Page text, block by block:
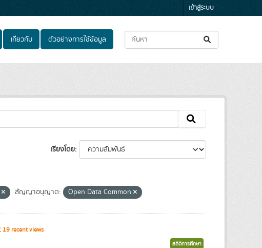
เข้าสู่ระบบ
เกี่ยวกับ ตัวอย่างการใช้ข้อมูล
เรียงโดย
สัญญาอนุญาต: Open Data Common
19 recent views
สถิติการศึกษา